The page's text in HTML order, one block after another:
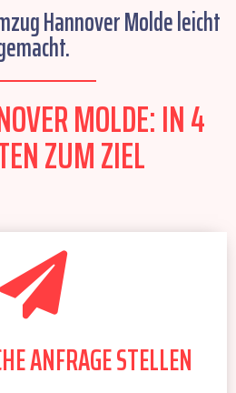
Hannover Molde leicht
MOLDE: IN 4
ZUM ZIEL
ANFRAGE STELLEN